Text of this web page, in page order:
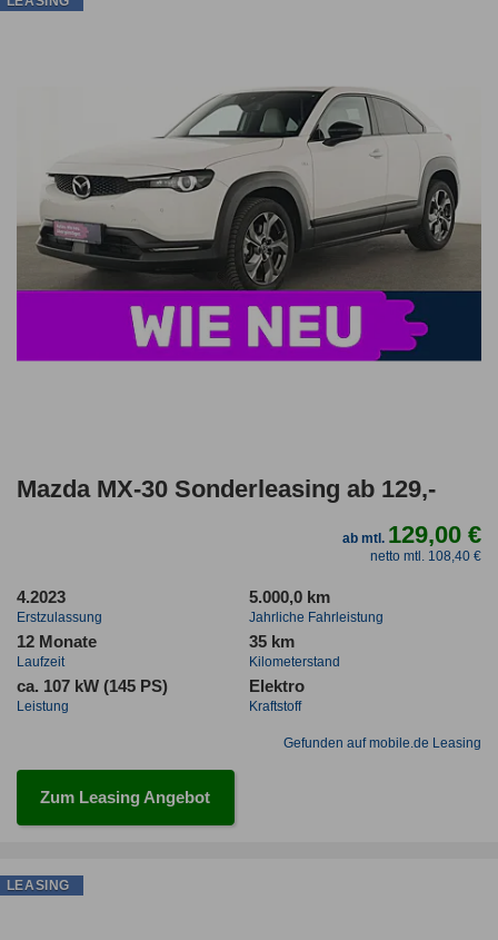
Mazda MX-30 Sonderleasing ab 129,-
ab mtl. 129,00 €
netto mtl. 108,40 €
4.2023
Erstzulassung
5.000,0 km
Jahrliche Fahrleistung
12 Monate
Laufzeit
35 km
Kilometerstand
ca. 107 kW (145 PS)
Leistung
Elektro
Kraftstoff
Gefunden auf mobile.de Leasing
Zum Leasing Angebot
LEASING